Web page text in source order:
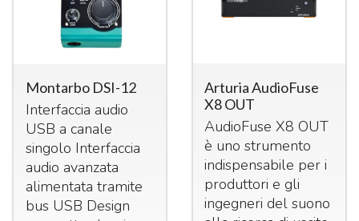
Montarbo DSI-12
Interfaccia audio
USB a canale
singolo Interfaccia
audio avanzata
alimentata tramite
bus USB Design
Arturia AudioFuse
X8 OUT
AudioFuse X8OUT
è uno strumento
indispensabile per i
produttori e gli
ingegneri del suono